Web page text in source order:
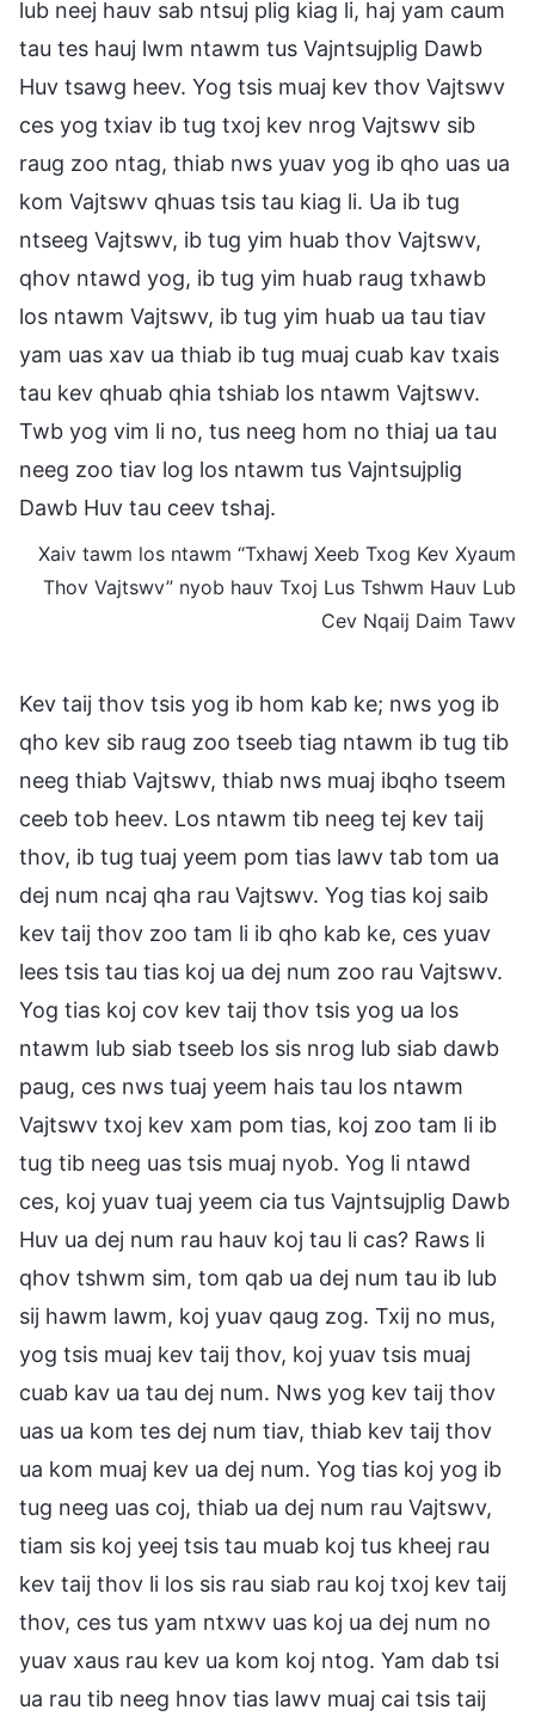
lub neej hauv sab ntsuj plig kiag li, haj yam caum
tau tes hauj lwm ntawm tus Vajntsujplig Dawb
Huv tsawg heev. Yog tsis muaj kev thov Vajtswv
ces yog txiav ib tug txoj kev nrog Vajtswv sib
raug zoo ntag, thiab nws yuav yog ib qho uas ua
kom Vajtswv qhuas tsis tau kiag li. Ua ib tug
ntseeg Vajtswv, ib tug yim huab thov Vajtswv,
qhov ntawd yog, ib tug yim huab raug txhawb
los ntawm Vajtswv, ib tug yim huab ua tau tiav
yam uas xav ua thiab ib tug muaj cuab kav txais
tau kev qhuab qhia tshiab los ntawm Vajtswv.
Twb yog vim li no, tus neeg hom no thiaj ua tau
neeg zoo tiav log los ntawm tus Vajntsujplig
Dawb Huv tau ceev tshaj.
Xaiv tawm los ntawm “Txhawj Xeeb Txog Kev Xyaum
Thov Vajtswv” nyob hauv Txoj Lus Tshwm Hauv Lub
Cev Nqaij Daim Tawv
Kev taij thov tsis yog ib hom kab ke; nws yog ib
qho kev sib raug zoo tseeb tiag ntawm ib tug tib
neeg thiab Vajtswv, thiab nws muaj ibqho tseem
ceeb tob heev. Los ntawm tib neeg tej kev taij
thov, ib tug tuaj yeem pom tias lawv tab tom ua
dej num ncaj qha rau Vajtswv. Yog tias koj saib
kev taij thov zoo tam li ib qho kab ke, ces yuav
lees tsis tau tias koj ua dej num zoo rau Vajtswv.
Yog tias koj cov kev taij thov tsis yog ua los
ntawm lub siab tseeb los sis nrog lub siab dawb
paug, ces nws tuaj yeem hais tau los ntawm
Vajtswv txoj kev xam pom tias, koj zoo tam li ib
tug tib neeg uas tsis muaj nyob. Yog li ntawd
ces, koj yuav tuaj yeem cia tus Vajntsujplig Dawb
Huv ua dej num rau hauv koj tau li cas? Raws li
qhov tshwm sim, tom qab ua dej num tau ib lub
sij hawm lawm, koj yuav qaug zog. Txij no mus,
yog tsis muaj kev taij thov, koj yuav tsis muaj
cuab kav ua tau dej num. Nws yog kev taij thov
uas ua kom tes dej num tiav, thiab kev taij thov
ua kom muaj kev ua dej num. Yog tias koj yog ib
tug neeg uas coj, thiab ua dej num rau Vajtswv,
tiam sis koj yeej tsis tau muab koj tus kheej rau
kev taij thov li los sis rau siab rau koj txoj kev taij
thov, ces tus yam ntxwv uas koj ua dej num no
yuav xaus rau kev ua kom koj ntog. Yam dab tsi
ua rau tib neeg hnov tias lawv muaj cai tsis taij